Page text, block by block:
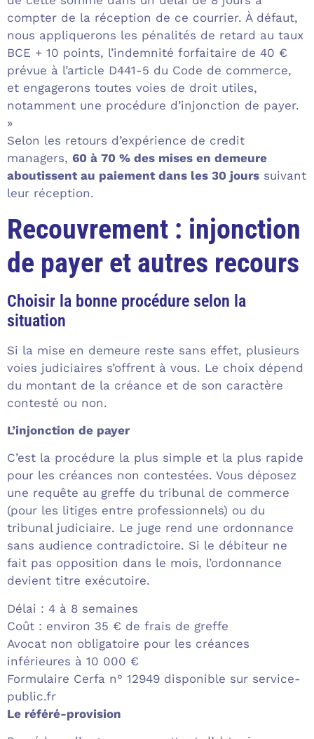
compter de la réception de ce courrier. À défaut,
nous appliquerons les pénalités de retard au taux
BCE + 10 points, l’indemnité forfaitaire de 40 €
prévue à l’article D441-5 du Code de commerce,
et engagerons toutes voies de droit utiles,
notamment une procédure d’injonction de payer.
»
Selon les retours d’expérience de credit
managers, 60 à 70 % des mises en demeure
aboutissent au paiement dans les 30 jours suivant
leur réception.
Recouvrement : injonction
de payer et autres recours
Choisir la bonne procédure selon la
situation
Si la mise en demeure reste sans effet, plusieurs
voies judiciaires s’offrent à vous. Le choix dépend
du montant de la créance et de son caractère
contesté ou non.
L’injonction de payer
C’est la procédure la plus simple et la plus rapide
pour les créances non contestées. Vous déposez
une requête au greffe du tribunal de commerce
(pour les litiges entre professionnels) ou du
tribunal judiciaire. Le juge rend une ordonnance
sans audience contradictoire. Si le débiteur ne
fait pas opposition dans le mois, l’ordonnance
devient titre exécutoire.
Délai : 4 à 8 semaines
Coût : environ 35 € de frais de greffe
Avocat non obligatoire pour les créances
inférieures à 10 000 €
Formulaire Cerfa n° 12949 disponible sur service-
public.fr
Le référé-provision